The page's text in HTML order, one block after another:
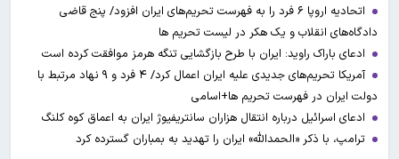
اتحادیه اروپا ۶ فرد را به فهرست تحریم‌های ایران افزود/ پنج قاضی
دادگاه‌های انقلاب و یک هکر در لیست تحریم ها
ادعای باراک راوید: ایران با طرح بازگشایی تنگه هرمز موافقت کرده است
آمریکا تحریم‌های جدیدی علیه ایران اعمال کرد/ ۴ فرد و ۹ نهاد مرتبط با
دولت ایران در فهرست تحریم ها+اسامی
ادعای اسرائیل درباره انتقال هزاران سانتریفیوژ ایران به اعماق کوه کلنگ
ترامپ، با ذکر «الحمدالله» ایران را تهدید به بمباران گسترده کرد